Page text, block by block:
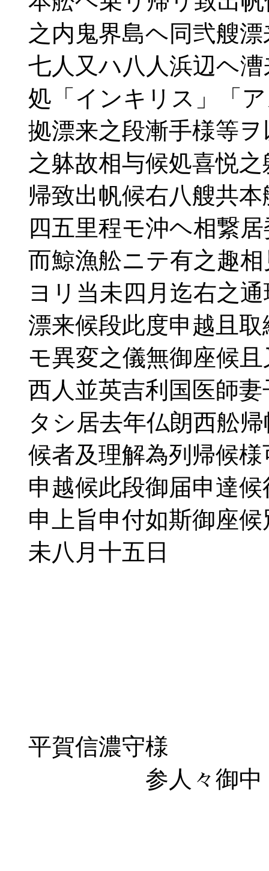
之内鬼界島ヘ同弐艘漂
七人又ハ八人浜辺ヘ漕
処「インキリス」「
拠漂来之段漸手様等ヲ
之躰故相与候処喜悦之
帰致出帆候右八艘共本
四五里程モ沖ヘ相繋居
而鯨漁舩ニテ有之趣相
ヨリ当未四月迄右之通
漂来候段此度申越且取
モ異変之儀無御座候且
西人並英吉利国医師妻
タシ居去年仏朗西舩帰
候者及理解為列帰候様
申越候此段御届申達候
申上旨申付如斯御座候
未八月十五日
平賀信濃守様
参人々御中